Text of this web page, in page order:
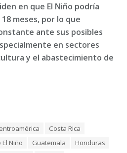
en que El Niño podría
meses, por lo que
ante sus posibles
en sectores
y el abastecimiento de
Costa Rica
Niño Guatemala
Honduras